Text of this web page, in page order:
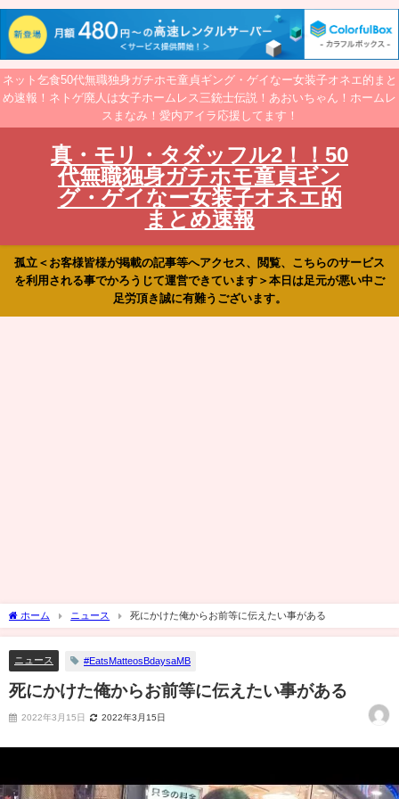
ネット乞食50代無職独身ガチホモ童貞ギング・ゲイなー女装子オネエ的まと
め速報！ネトゲ廃人は女子ホームレス三銃士伝説！あおいちゃん！ホームレ
スまなみ！愛内アイラ応援してます！
真・モリ・タダッフル2！！50
代無職独身ガチホモ童貞ギン
グ・ゲイなー女装子オネエ的
まとめ速報
孤立＜お客様皆様が掲載の記事等へアクセス、閲覧、こちらのサービス
を利用される事でかろうじて運営できています＞本日は足元が悪い中ご
足労頂き誠に有難うございます。
ホーム ニュース 死にかけた俺からお前等に伝えたい事がある
ニュース #EatsMatteosBdaysaMB
死にかけた俺からお前等に伝えたい事がある
2022年3月15日 2022年3月15日